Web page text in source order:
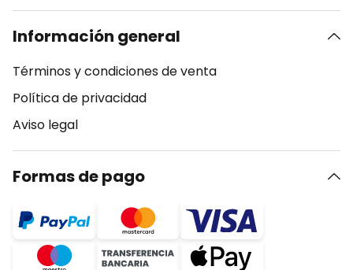
Información general
Términos y condiciones de venta
Política de privacidad
Aviso legal
Formas de pago